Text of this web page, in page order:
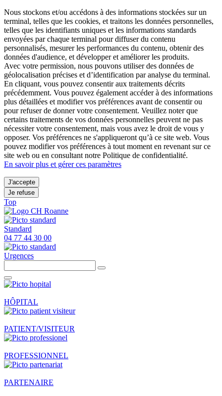
Nous stockons et/ou accédons à des informations stockées sur un
terminal, telles que les cookies, et traitons les données personnelles,
telles que les identifiants uniques et les informations standards
envoyées par chaque terminal pour diffuser du contenu
personnalisés, mesurer les performances du contenu, obtenir des
données d'audience, et développer et améliorer les produits.
Avec votre permission, nous pouvons utiliser des données de
géolocalisation précises et d’identification par analyse du terminal.
En cliquant, vous pouvez consentir aux traitements décrits
précédemment. Vous pouvez également accéder à des informations
plus détaillées et modifier vos préférences avant de consentir ou
pour refuser de donner votre consentement. Veuillez noter que
certains traitements de vos données personnelles peuvent ne pas
nécessiter votre consentement, mais vous avez le droit de vous y
opposer. Vos préférences ne s'appliqueront qu’à ce site web. Vous
pouvez modifier vos préférences à tout moment en revenant sur ce
site web ou en consultant notre Politique de confidentialité.
En savoir plus et gérer ces paramètres
J'accepte
Je refuse
Top
Standard
04 77 44 30 00
Urgences
HÔPITAL
PATIENT/VISITEUR
PROFESSIONNEL
PARTENAIRE